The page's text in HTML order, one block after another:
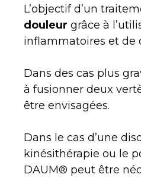
L’objectif d’un
douleur grâce à
inflammatoires et de
Dans des cas plus
à fusionner deux
être envisagées.
Dans le cas d’une
kinésithérapie ou le
DAUM® peut être